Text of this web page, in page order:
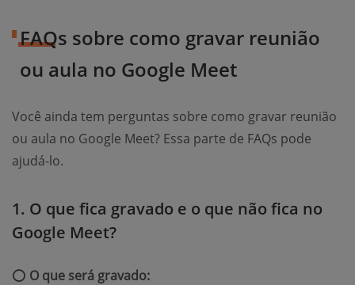
FAQs sobre como gravar reunião
ou aula no Google Meet
Você ainda tem perguntas sobre como gravar reunião
ou aula no Google Meet? Essa parte de FAQs pode
ajudá-lo.
1. O que fica gravado e o que não fica no
Google Meet?
⭕ O que será gravado: